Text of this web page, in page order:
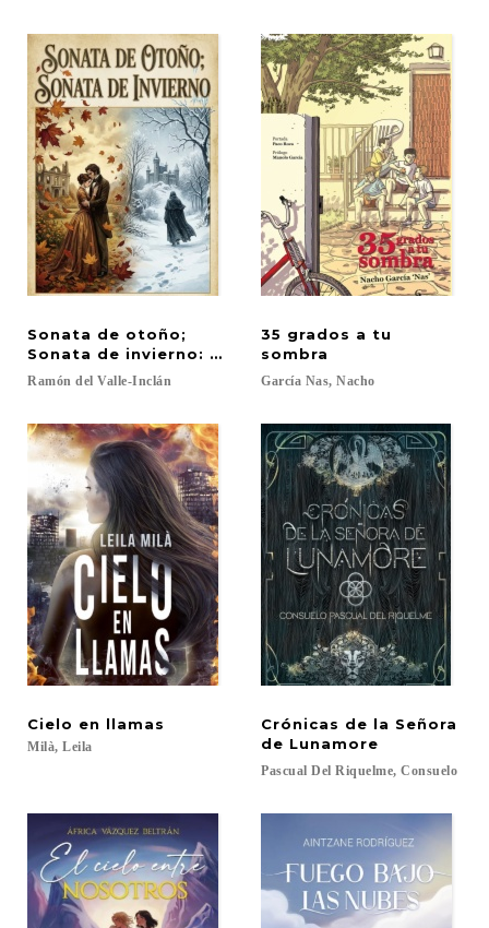
Sonata de otoño;
Sonata de invierno: memorias del Marqués de
Ramón del Valle-Inclán
35 grados a tu
sombra
García Nas, Nacho
Cielo en llamas
Milà, Leila
Crónicas de la Señora
de Lunamore
Pascual Del Riquelme, Consuelo